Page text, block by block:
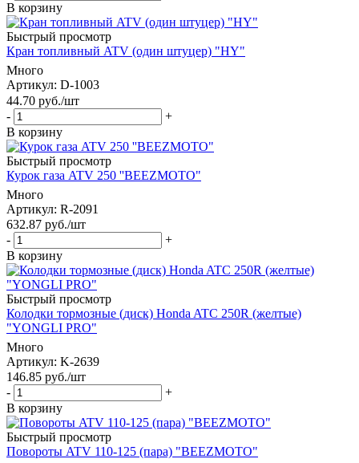
В корзину
Быстрый просмотр
Кран топливный ATV (один штуцер) "HY"
Много
Артикул: D-1003
44.70 руб./шт
-
+
В корзину
Быстрый просмотр
Курок газа ATV 250 ''BEEZMOTO"
Много
Артикул: R-2091
632.87 руб./шт
-
+
В корзину
Быстрый просмотр
Колодки тормозные (диск) Honda ATC 250R (желтые)
"YONGLI PRO"
Много
Артикул: K-2639
146.85 руб./шт
-
+
В корзину
Быстрый просмотр
Повороты ATV 110-125 (пара) "BEEZMOTO"